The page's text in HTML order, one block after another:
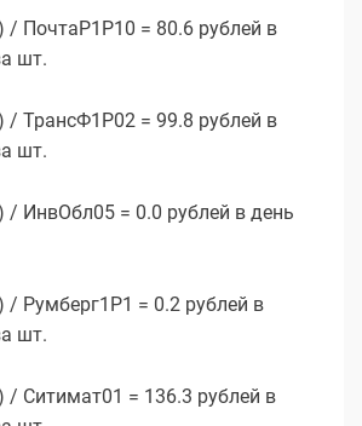
/ ПочтаР1P10 = 80.6 рублей в
шт.
/ ТрансФ1P02 = 99.8 рублей в
шт.
/ ИнвОбл05 = 0.0 рублей в день
/ Румберг1P1 = 0.2 рублей в
шт.
/ Ситимат01 = 136.3 рублей в